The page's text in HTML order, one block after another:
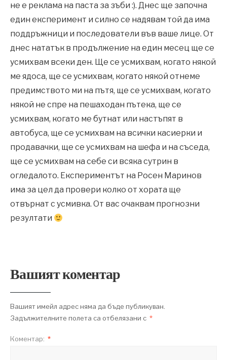
не е реклама на паста за зъби :). Днес ще започна
един експеримент и силно се надявам той да има
поддръжници и последователи във ваше лице. От
днес нататък в продължение на един месец ще се
усмихвам всеки ден. Ще се усмихвам, когато някой
ме ядоса, ще се усмихвам, когато някой отнеме
предимството ми на пътя, ще се усмихвам, когато
някой не спре на пешаходан пътека, ще се
усмихвам, когато ме бутнат или настъпят в
автобуса, ще се усмихвам на всички касиерки и
продавачки, ще се усмихвам на шефа и на съседа,
ще се усмихвам на себе си всяка сутрин в
огледалото. Експериментът на Росен Маринов
има за цел да провери колко от хората ще
отвърнат с усмивка. От вас очаквам прогнозни
резултати
Вашият коментар
Вашият имейл адрес няма да бъде публикуван.
Задължителните полета са отбелязани с *
Коментар: *